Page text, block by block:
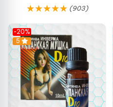
(903)
-20%
5